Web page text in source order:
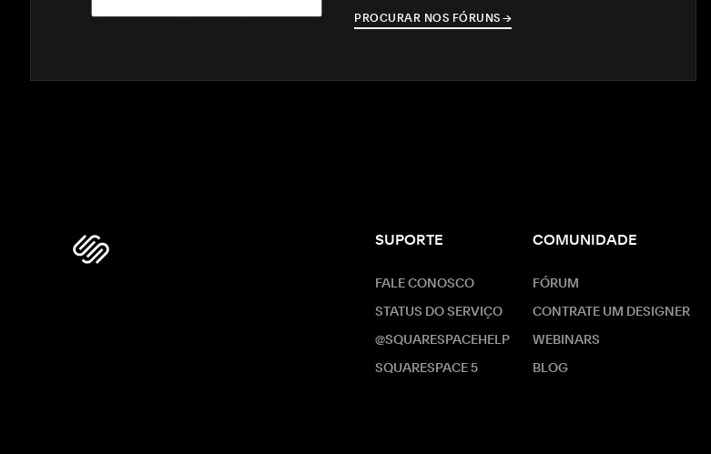
PROCURAR NOS FÓRUNS →
→
SUPORTE
FALE CONOSCO
STATUS DO SERVIÇO
@SQUARESPACEHELP
SQUARESPACE 5
COMUNIDADE
FÓRUM
CONTRATE UM DESIGNER
WEBINARS
BLOG